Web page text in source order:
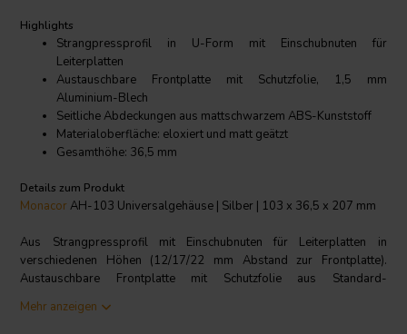
Highlights
Strangpressprofil in U-Form mit Einschubnuten für
Leiterplatten
Austauschbare Frontplatte mit Schutzfolie, 1,5 mm
Aluminium-Blech
Seitliche Abdeckungen aus mattschwarzem ABS-Kunststoff
Materialoberfläche: eloxiert und matt geätzt
Gesamthöhe: 36,5 mm
Details zum Produkt
Monacor AH-103 Universalgehäuse | Silber | 103 x 36,5 x 207 mm
Aus Strangpressprofil mit Einschubnuten für Leiterplatten in
verschiedenen Höhen (12/17/22 mm Abstand zur Frontplatte).
Austauschbare Frontplatte mit Schutzfolie aus Standard-
ABS-Kunststoff. Die Materialoberfläche ist eloxiert, und matt.
Mehr anzeigen